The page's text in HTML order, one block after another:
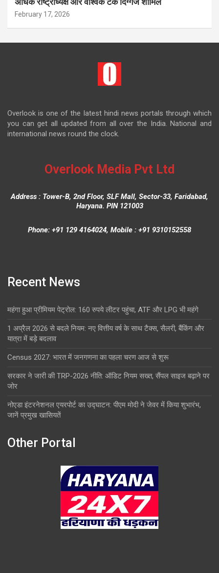
February 17, 2026
Overlook is one of the latest hindi news portals through which
you can get all updated from all over the India. National and
international news round the clock.
Overlook Media Pvt Ltd
Address : Tower-B, 2nd Floor, SLF Mall, Sector-33, Faridabad,
Haryana. PIN 121003
Phone: +91 129 4164024, Mobile : +91 9310152558
Recent News
महंगा हुआ प्रीमियम पेट्रोल: 160 रुपये लीटर पहुंचा, ATF और LPG भी महंगे
1 अप्रैल 2026 से बदले नियम: नए वित्तीय वर्ष के साथ टैक्स, सैलरी, बैंकिंग और
यात्रा में बड़े बदलाव
Census 2027: भारत में जनगणना का पहला चरण आज से शुरू
सरकार ने जारी की TRP-2026 नीति: ऑडिट नियम सख्त, सैंपल साइज बढ़ाने पर
जोर
नोएडा इंटरनेशनल एयरपोर्ट का उद्घाटन: पीएम मोदी ने जेवर में किया शुभारंभ,
जानें प्रमुख खासियतें
Other Portal